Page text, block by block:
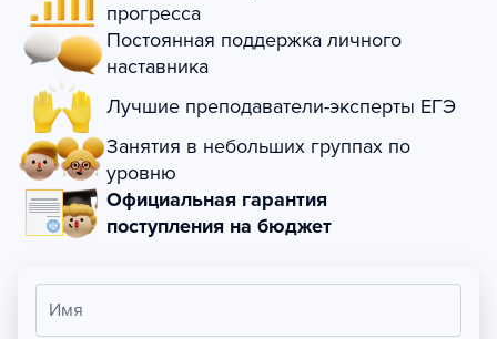
прогресса
Постоянная поддержка личного
наставника
Лучшие преподаватели-эксперты ЕГЭ
Занятия в небольших группах по
уровню
Официальная гарантия
поступления на бюджет
Имя